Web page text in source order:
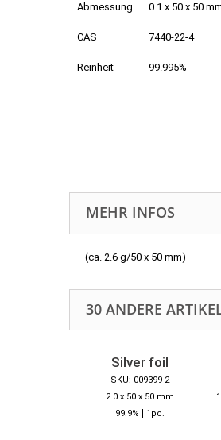
Abmessung 0.1 x 50 x 50
CAS 7440-22-4
Reinheit 99.995%
MEHR INFOS
(ca. 2.6 g/50 x 50 mm)
30 ANDERE
Silver foil
SKU: 009399-2
2.0 x 50 x 50 mm
99.9% | 1pc.